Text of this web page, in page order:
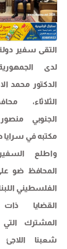
التقى سفير
لدى الجمهورية
الدكتور محمد
الثلاثاء،
الجنوبي
مكتبه في سرايا
واطلع السفير
المحافظ ضو على
الفلسطيني
القضايا ذات
المشترك التي
شعبنا اللاجئ